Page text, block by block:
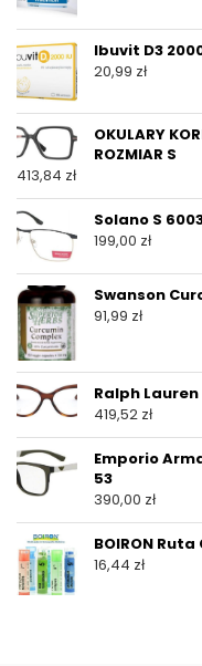
Ibuvit D3
20,99 zł
OKULARY
ROZMIAR S
413,84 zł
Solano S
199,00 zł
Swanson
91,99 zł
Ralph Lauren
419,52 zł
Emporio
53
390,00 zł
BOIRON
16,44 zł